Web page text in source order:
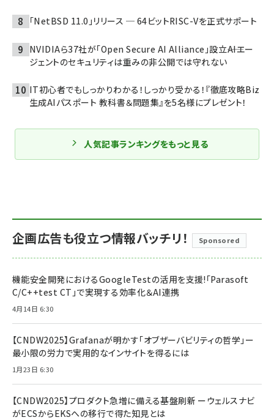
「NetBSD 11.0」リリース ─ 64ビットRISC-Vを正式サポート
NVIDIAら37社が「Open Secure AI Alliance」設立――AIエー
ジェントのセキュリティは重みの非公開では守れない
IT初心者でもしっかりわかる！しっかり受かる！『徹底攻略Biz
生成AIパスポート 教科書＆問題集』を5名様にプレゼント！
人気記事ランキングをもっと見る
企画広告も役立つ情報バッチリ！ Sponsored
機能安全開発におけるGoogleTestの活用を支援!「Parasoft
C/C++test CT」で実現する効率化＆AI連携
4月14日 6:30
【CNDW2025】Grafanaが明かす「オブザーバビリティの哲学」ー
最小限の労力で実用的なインサイトを得るには
1月23日 6:30
【CNDW2025】プロダクト急増に備える基盤刷新 ーウェルスナビ
がECSからEKSへの移行で得た知見とは